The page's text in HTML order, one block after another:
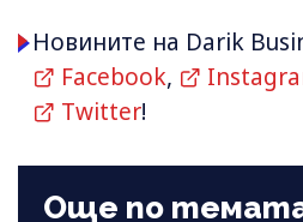
Новините на Darik
Facebook,
Twitter!
Още по